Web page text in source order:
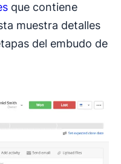
que contiene
muestra detalles
del embudo de